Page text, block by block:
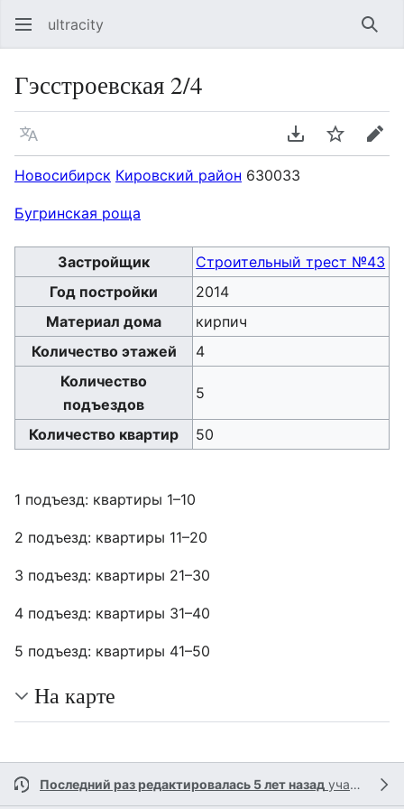
ultracity
Гэсстроевская 2/4
Язык Скачать PDF
Следить
Новосибирск Кировский район 630033
Бугринская роща
Застройщик
Строительный трест №43
Год постройки
2014
Материал дома
кирпич
Количество этажей
4
Количество
подъездов
5
Количество квартир 50
1 подъезд: квартиры 1–10
2 подъезд: квартиры 11–20
3 подъезд: квартиры 21–30
4 подъезд: квартиры 31–40
5 подъезд: квартиры 41–50
На карте
Последний раз редактировалась 5 лет назад участником